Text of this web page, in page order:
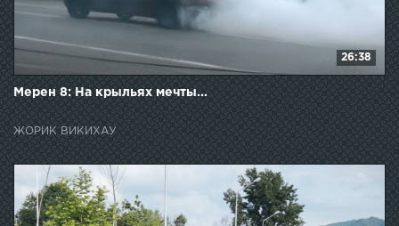
26:38
Мерен 8: На крыльях мечты...
ЖОРИК ВИКИХАУ